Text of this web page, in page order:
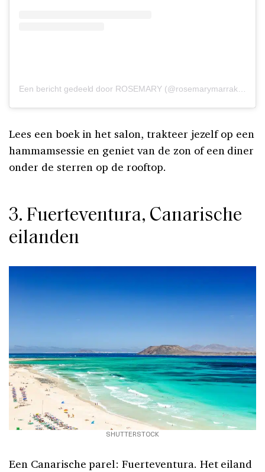
Lees een boek in het salon, trakteer jezelf op een
hammamsessie en geniet van de zon of een diner
onder de sterren op de rooftop.
3. Fuerteventura, Canarische
eilanden
SHUTTERSTOCK
Een Canarische parel: Fuerteventura. Het eiland